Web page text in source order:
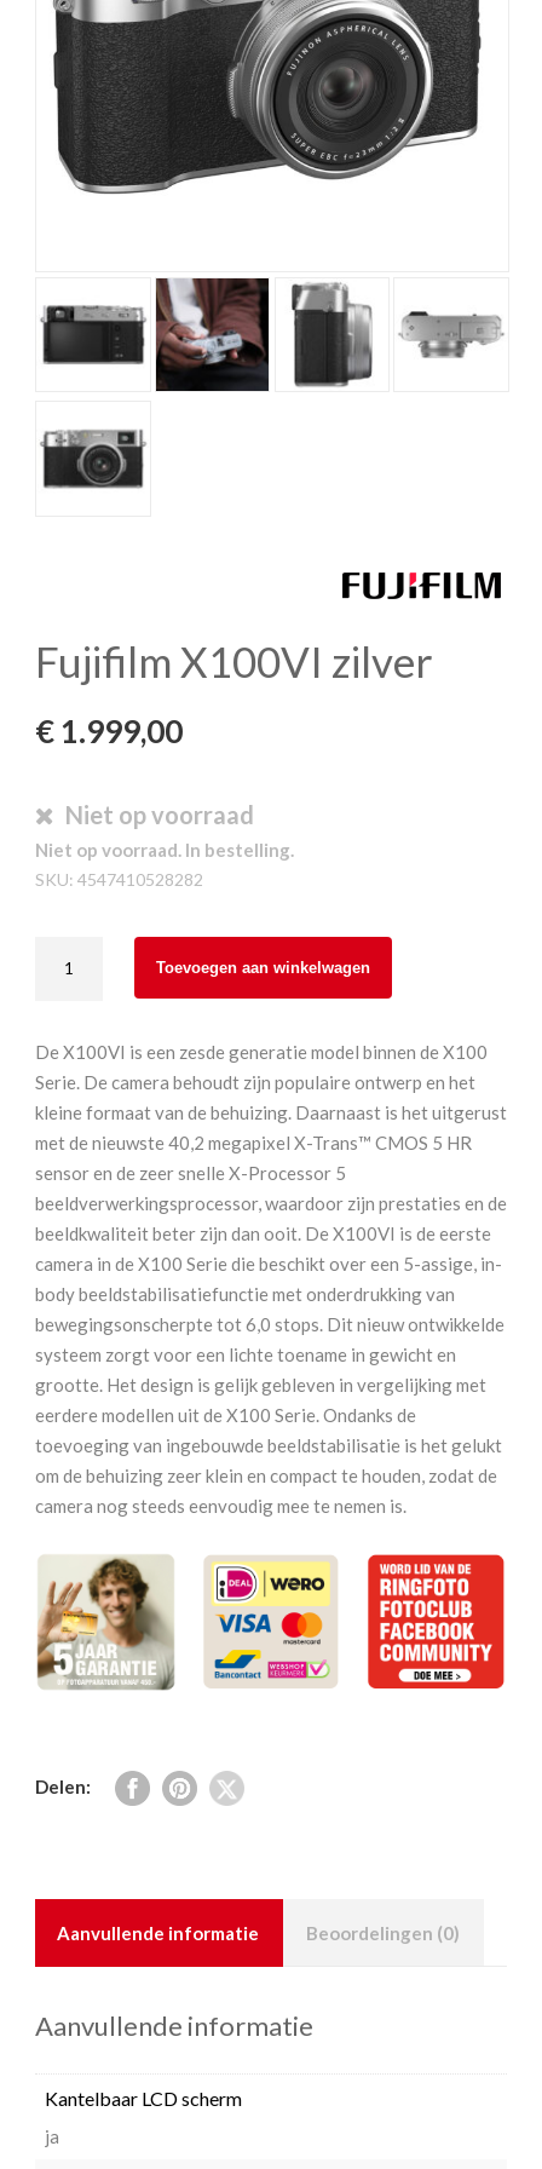
Fujifilm X100VI zilver
€ 1.999,00
Niet op voorraad
Niet op voorraad. In bestelling.
SKU: 4547410528282
X100VI
aantal
Toevoegen aan winkelwagen
De X100VI is een zesde generatie model binnen de X100
Serie. De camera behoudt zijn populaire ontwerp en het
kleine formaat van de behuizing. Daarnaast is het uitgerust
met de nieuwste 40,2 megapixel X-Trans™ CMOS 5 HR
sensor en de zeer snelle X-Processor 5
beeldverwerkingsprocessor, waardoor zijn prestaties en de
beeldkwaliteit beter zijn dan ooit. De X100VI is de eerste
camera in de X100 Serie die beschikt over een 5-assige, in-
body beeldstabilisatiefunctie met onderdrukking van
bewegingsonscherpte tot 6,0 stops. Dit nieuw ontwikkelde
systeem zorgt voor een lichte toename in gewicht en
grootte. Het design is gelijk gebleven in vergelijking met
eerdere modellen uit de X100 Serie. Ondanks de
toevoeging van ingebouwde beeldstabilisatie is het gelukt
om de behuizing zeer klein en compact te houden, zodat de
camera nog steeds eenvoudig mee te nemen is.
Delen:
Aanvullende informatie Beoordelingen (0)
Aanvullende informatie
Kantelbaar LCD scherm
ja